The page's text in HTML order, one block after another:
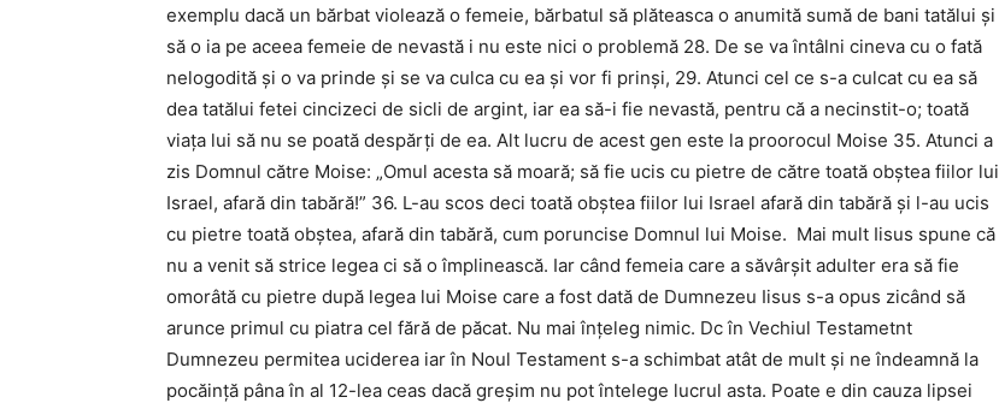
exemplu dacă un bărbat violează o femeie, bărbatul să plăteasca o anumită sumă de bani tatălui şi
să o ia pe aceea femeie de nevastă i nu este nici o problemă 28. De se va întâlni cineva cu o fată
nelogodită şi o va prinde şi se va culca cu ea şi vor fi prinşi, 29. Atunci cel ce s-a culcat cu ea să
dea tatălui fetei cincizeci de sicli de argint, iar ea să-i fie nevastă, pentru că a necinstit-o; toată
viaţa lui să nu se poată despărţi de ea. Alt lucru de acest gen este la proorocul Moise 35. Atunci a
zis Domnul către Moise: „Omul acesta să moară; să fie ucis cu pietre de către toată obştea fiilor lui
Israel, afară din tabără!” 36. L-au scos deci toată obştea fiilor lui Israel afară din tabără şi l-au ucis
cu pietre toată obştea, afară din tabără, cum poruncise Domnul lui Moise. Mai mult Iisus spune că
nu a venit să strice legea ci să o împlinească. Iar când femeia care a săvârşit adulter era să fie
omorâtă cu pietre după legea lui Moise care a fost dată de Dumnezeu Iisus s-a opus zicând să
arunce primul cu piatra cel fără de păcat. Nu mai înţeleg nimic. Dc în Vechiul Testametnt
Dumnezeu permitea uciderea iar în Noul Testament s-a schimbat atât de mult şi ne îndeamnă la
pocăinţă pâna în al 12-lea ceas dacă greşim nu pot întelege lucrul asta. Poate e din cauza lipsei